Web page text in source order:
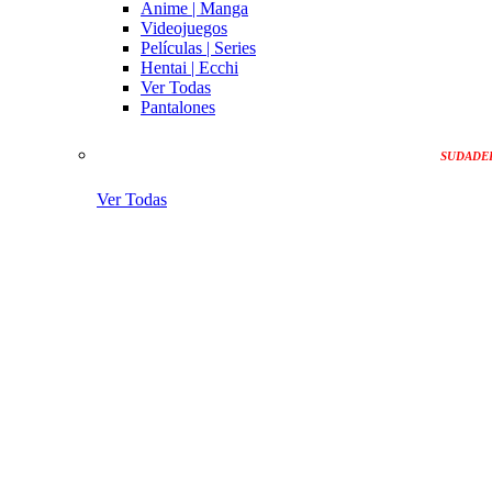
Anime | Manga
Videojuegos
Películas | Series
Hentai | Ecchi
Ver Todas
Pantalones
Ver Todas